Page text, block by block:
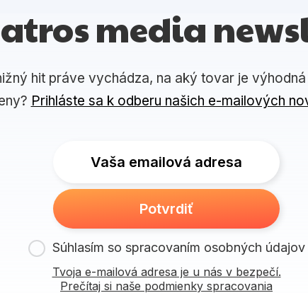
media
hit práve vychádza, na aký tovar je
Prihláste sa k odberu našich e-mailových
Vaša emailová adresa
Potvrdiť
Súhlasím so spracovaním osobných údajov
Tvoja e-mailová adresa je u nás v bezpečí.
Prečítaj si naše podmienky spracovania